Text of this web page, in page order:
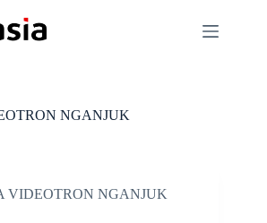
NGANJUK
VIDEOTRON NGANJUK